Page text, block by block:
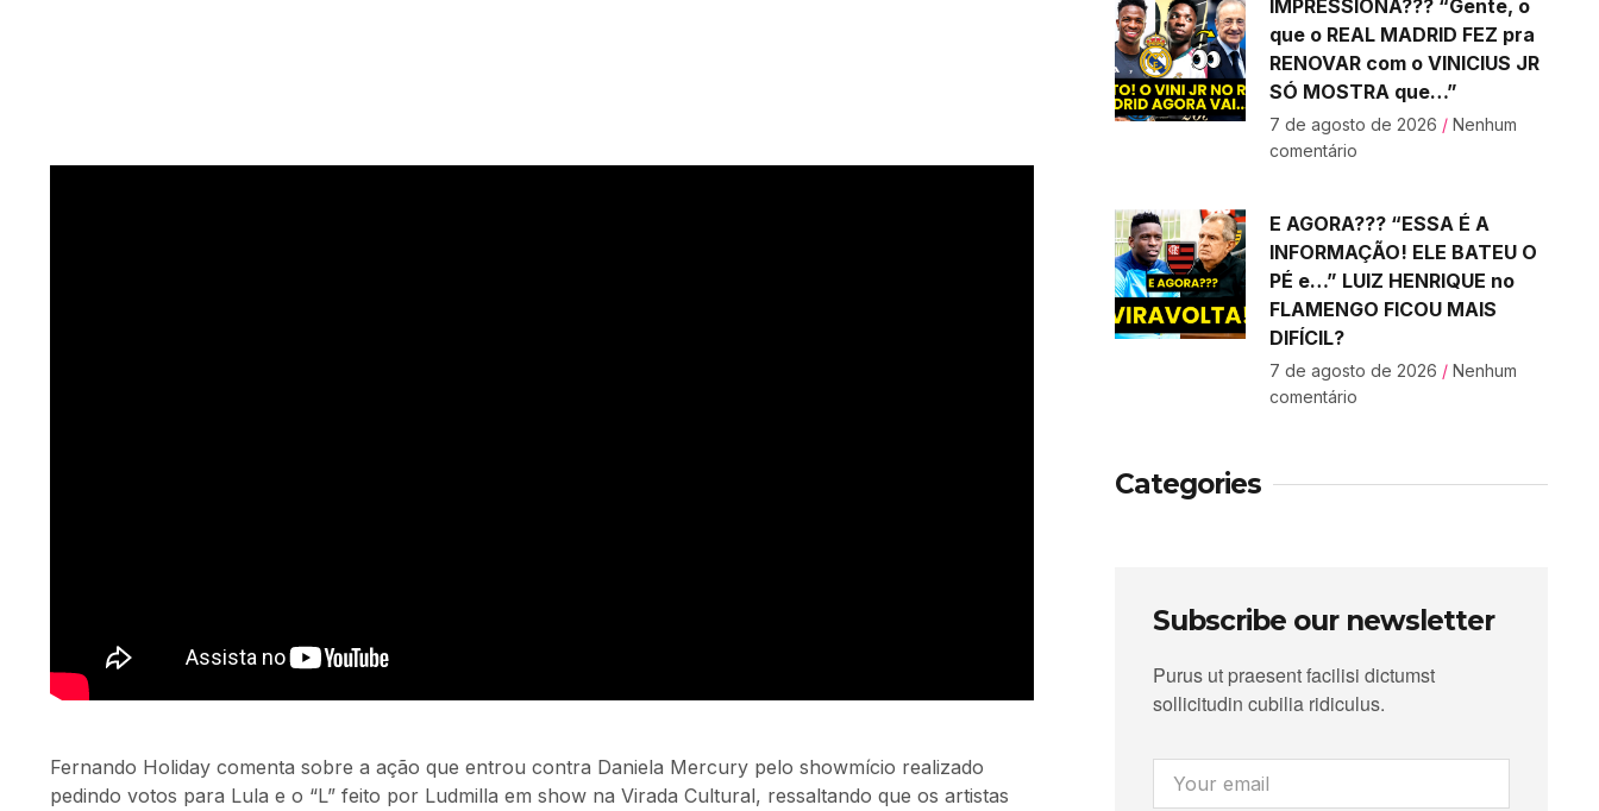
Fernando Holiday comenta sobre a ação que entrou contra Daniela Mercury pelo showmício realizado
pedindo votos para Lula e o “L” feito por Ludmilla em show na Virada Cultural, ressaltando que os artistas
IMPRESSIONA??? “Gente, o
que o REAL MADRID FEZ pra
RENOVAR com o VINICIUS JR
SÓ MOSTRA que…”
7 de agosto de 2026 Nenhum
comentário
E AGORA??? “ESSA É A
INFORMAÇÃO! ELE BATEU O
PÉ e…” LUIZ HENRIQUE no
FLAMENGO FICOU MAIS
DIFÍCIL?
7 de agosto de 2026 Nenhum
comentário
Categories
Subscribe our newsletter
Purus ut praesent facilisi dictumst
sollicitudin cubilia ridiculus.